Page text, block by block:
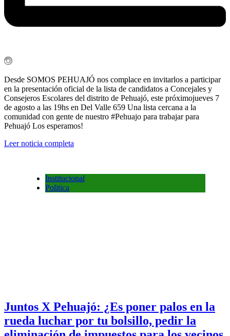
Desde SOMOS PEHUAJÓ nos complace en invitarlos a participar
en la presentación oficial de la lista de candidatos a Concejales y
Consejeros Escolares del distrito de Pehuajó, este próximojueves 7
de agosto a las 19hs en Del Valle 659 Una lista cercana a la
comunidad con gente de nuestro #Pehuajo para trabajar para
Pehuajó Los esperamos!
Leer noticia completa
Institucional
Politica
Juntos X Pehuajó: ¿Es poner palos en la
rueda luchar por tu bolsillo, pedir la